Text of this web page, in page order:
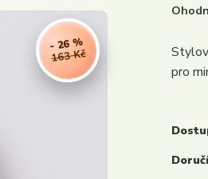
163 Kč
- 26 %
pro